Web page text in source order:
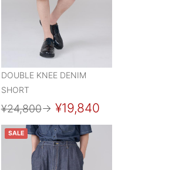
DOUBLE KNEE DENIM
SHORT
¥24,800→ ¥19,840
SALE